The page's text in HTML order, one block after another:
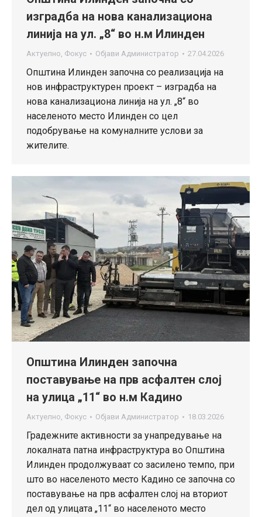
изградба на нова канализациона
линија на ул. „8“ во н.м Илинден
Актуелно, Фокус Објави Администратор 27.04.2026
Општина Илинден започна со реализација на
нов инфраструктурен проект – изградба на
нова канализациона линија на ул. „8“ во
населеното место Илинден со цел
подобрување на комуналните услови за
жителите.
Општина Илинден започна
поставување на прв асфалтен слој
на улица „11“ во н.м Кадино
Актуелно, Фокус Објави Администратор 18.03.2026
Градежните активности за унапредување на
локалната патна инфраструктура во Општина
Илинден продолжуваат со засилено темпо, при
што во населеното место Кадино се започна со
поставување на прв асфалтен слој на вториот
дел од улицата „11“ во населеното место